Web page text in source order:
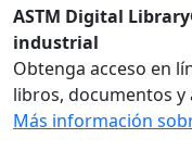
ASTM Digital
industrial
Obtenga acceso en
libros, documentos y
Más información